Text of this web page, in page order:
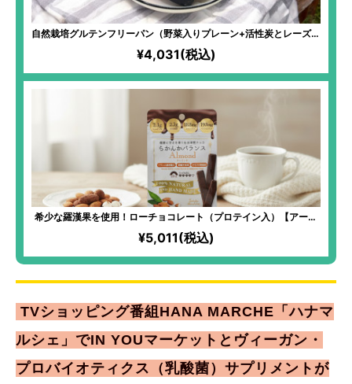
自然栽培グルテンフリーパン（野菜入りプレーン+活性炭とレーズン
の2種30本SET）
¥4,031(税込)
希少な羅漢果を使用！ローチョコレート（プロテイン入）【アーモ
ンド】
¥5,011(税込)
TVショッピング番組HANA MARCHE「ハナマ
ルシェ」でIN YOUマーケットとヴィーガン・
プロバイオティクス（乳酸菌）サプリメントが